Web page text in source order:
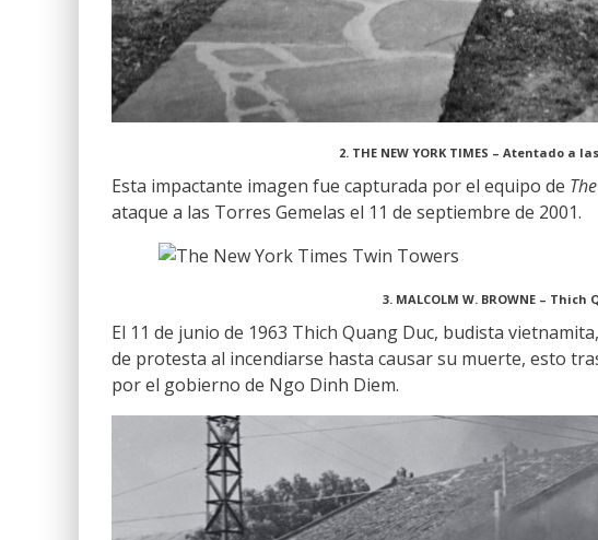
2. THE NEW YORK TIMES – Atentado a
Esta impactante imagen fue capturada por el equipo de
ataque a las Torres Gemelas el 11 de septiembre de 2001.
3. MALCOLM W. BROWNE – Thich
El 11 de junio de 1963 Thich Quang Duc, budista
de protesta al incendiarse hasta causar su muerte, esto
por el gobierno de Ngo Dinh Diem.